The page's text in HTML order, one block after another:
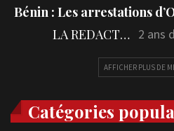
Bénin : Les arrestations
LA REDACTION 2 ans
AFFICHER PLUS DE
Catégories